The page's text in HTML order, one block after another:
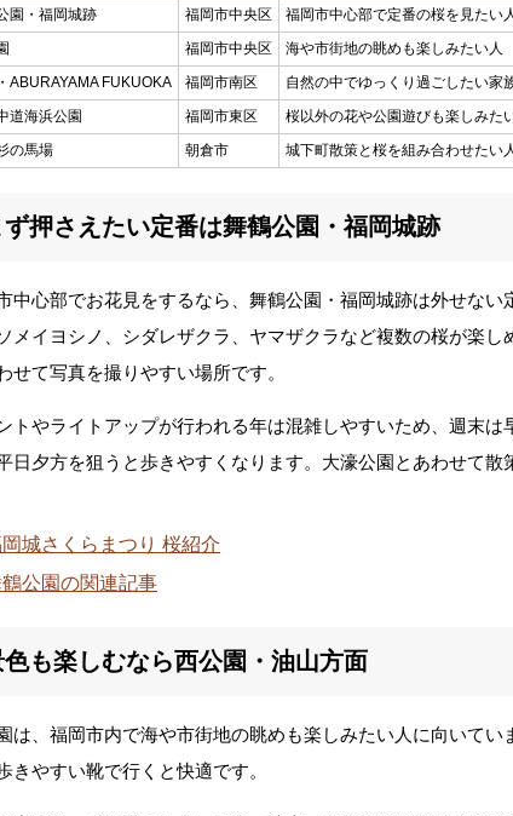
園・福岡城跡
福岡市中央区
福岡市中心部で定番の桜を見たい
福岡市中央区
海や市街地の眺めも楽しみたい人
ABURAYAMA FUKUOKA
福岡市南区
自然の中でゆっくり過ごしたい家
道海浜公園
福岡市東区
桜以外の花や公園遊びも楽しみた
の馬場
朝倉市 城下町散策と桜を組み合わせたい
ず押さえたい定番は舞鶴公園・福岡城跡
中心部でお花見をするなら、舞鶴公園・福岡城跡は外せない
メイヨシノ、シダレザクラ、ヤマザクラなど複数の桜が楽し
せて写真を撮りやすい場所です。
トやライトアップが行われる年は混雑しやすいため、週末は
日夕方を狙うと歩きやすくなります。大濠公園とあわせて散
城さくらまつり 桜紹介
公園の関連記事
色も楽しむなら西公園・油山方面
は、福岡市内で海や市街地の眺めも楽しみたい人に向いてい
きやすい靴で行くと快適です。